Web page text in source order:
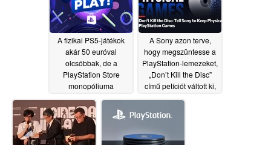
A fizikai PS5-játékok
akár 50 euróval
olcsóbbak, de a
PlayStation Store
monopóliuma
akciókat07/10/2026
A Sony azon terve,
hogy megszüntesse a
PlayStation-lemezeket,
„Don’t Kill the Disc”
című petíciót váltott ki,
csatlakozott
tiltakozásul